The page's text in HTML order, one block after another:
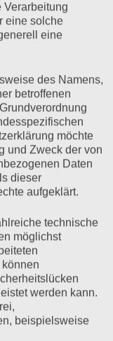
Verarbeitung
eine solche
eine
des Namens,
betroffenen
möchte
und Zweck der von
Daten
dieser
aufgeklärt.
technische
möglichst
werden kann.
beispielsweise